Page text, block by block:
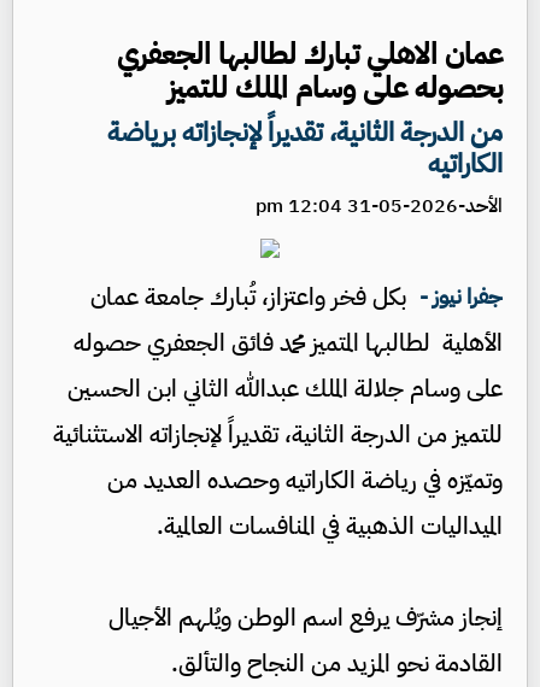
عمان الاهلي تبارك لطالبها الجعفري
بحصوله على وسام الملك للتميز
من الدرجة الثانية، تقديراً لإنجازاته برياضة
الكاراتيه
الأحد-2026-05-31 12:04 pm
جفرا نيوز - بكل فخر واعتزاز، تُبارك جامعة عمان
الأهلية لطالبها المتميز محمد فائق الجعفري حصوله
على وسام جلالة الملك عبدالله الثاني ابن الحسين
للتميز من الدرجة الثانية، تقديراً لإنجازاته الاستثنائية
وتميّزه في رياضة الكاراتيه وحصده العديد من
الميداليات الذهبية في المنافسات العالمية.
إنجاز مشرّف يرفع اسم الوطن ويُلهم الأجيال
القادمة نحو المزيد من النجاح والتألق.